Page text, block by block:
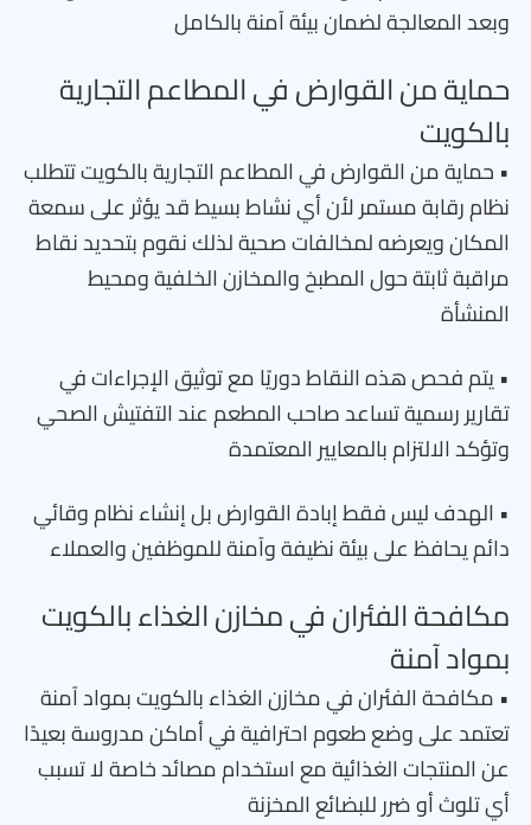
وبعد المعالجة لضمان بيئة آمنة بالكامل
حماية من القوارض في المطاعم التجارية
بالكويت
• حماية من القوارض في المطاعم التجارية بالكويت تتطلب
نظام رقابة مستمر لأن أي نشاط بسيط قد يؤثر على سمعة
المكان ويعرضه لمخالفات صحية لذلك نقوم بتحديد نقاط
مراقبة ثابتة حول المطبخ والمخازن الخلفية ومحيط
المنشأة
• يتم فحص هذه النقاط دوريًا مع توثيق الإجراءات في
تقارير رسمية تساعد صاحب المطعم عند التفتيش الصحي
وتؤكد الالتزام بالمعايير المعتمدة
• الهدف ليس فقط إبادة القوارض بل إنشاء نظام وقائي
دائم يحافظ على بيئة نظيفة وآمنة للموظفين والعملاء
مكافحة الفئران في مخازن الغذاء بالكويت
بمواد آمنة
• مكافحة الفئران في مخازن الغذاء بالكويت بمواد آمنة
تعتمد على وضع طعوم احترافية في أماكن مدروسة بعيدًا
عن المنتجات الغذائية مع استخدام مصائد خاصة لا تسبب
أي تلوث أو ضرر للبضائع المخزنة